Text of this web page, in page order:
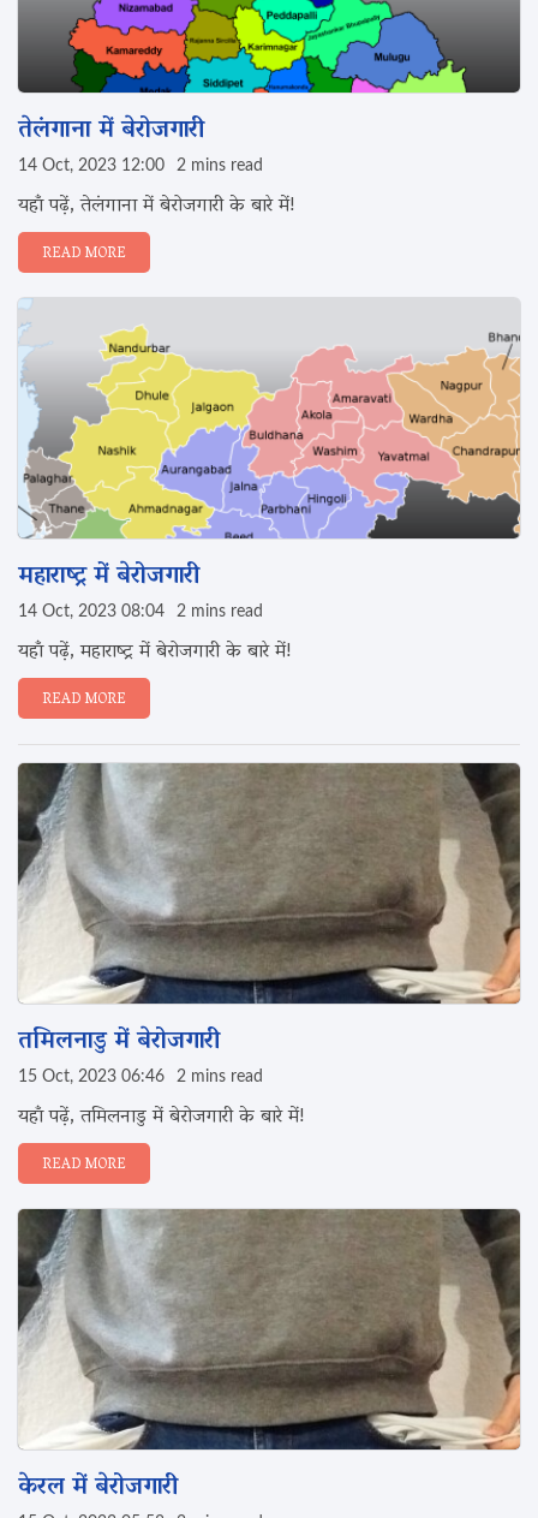
तेलंगाना में बेरोजगारी
14 Oct, 2023 12:00 2 mins read
यहाँ पढ़ें, तेलंगाना में बेरोजगारी के बारे में!
READ MORE
महाराष्ट्र में बेरोजगारी
14 Oct, 2023 08:04 2 mins read
यहाँ पढ़ें, महाराष्ट्र में बेरोजगारी के बारे में!
READ MORE
तमिलनाडु में बेरोजगारी
15 Oct, 2023 06:46 2 mins read
यहाँ पढ़ें, तमिलनाडु में बेरोजगारी के बारे में!
READ MORE
केरल में बेरोजगारी